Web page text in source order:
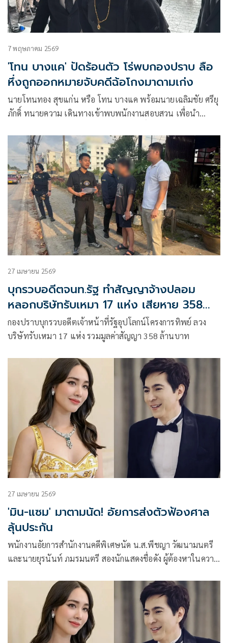
7 พฤษภาคม 2569
'โทน บางแค' ปัดร้อนตัว โร่พบกองปราบ ลือ
หึ่งถูกออกหมายจับคดีฉ้อโกงมาดามเก่ง
นายโทนทอง สุขแก่น หรือ โทน บางแค พร้อมนายเฉลิมชัย ศรียุ
ภักดิ์ ทนายความ เดินทางเข้าพบพนักงานสอบสวน เพื่อนำ
เตรียมออกหมายจับเซียนพระชื่อดัง ที่ร่วมกันฉ้อโกงผู้เสียหาย
มูลค่าความเสียหายกว่า 5,000 ล้านบาท
27 เมษายน 2569
บุกรวบอดีตจนท.รัฐ ทำสัญญาจ้างปลอม
หลอกบริษัทรับเหมา 17 แห่ง เสียหาย 358
ล้าน
กองปราบบุกรวบอดีตเจ้าหน้าที่รัฐอุปโลกน์โครงการทิพย์ ลวง
บริษัทรับเหมา 17 แห่ง รวมมูลค่าสัญญา 358 ล้านบาท
27 เมษายน 2569
'มิน-แซม' มาตามนัด! อัยการส่งตัวฟ้องศาล
ลุ้นประกัน
พนักงานอัยการสำนักงานคดีพิเศษนัด น.ส.พีชญา วัฒนามนตรี
และนายยุรนันท์ ภมรมนตรี สองนักแสดงชื่อดัง ผู้ต้องหาในความ